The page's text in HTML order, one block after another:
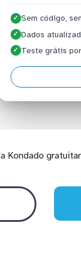
✓ Sem código,
✓ Dados
✓ Teste grátis
Kondado